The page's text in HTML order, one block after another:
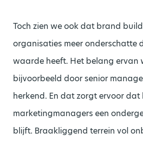
Toch zien we ook dat brand
organisaties meer onderschatte
waarde heeft. Het belang ervan
bijvoorbeeld door senior
herkend. En dat zorgt ervoor dat
marketingmanagers een
blijft. Braakliggend terrein vol